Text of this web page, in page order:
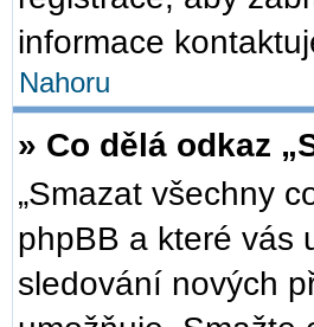
informace
Nahoru
» Co dělá odkaz
„Smazat všechny
phpBB a které vás
sledování nových